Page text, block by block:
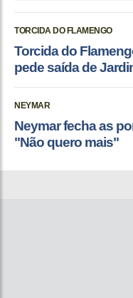
TORCIDA DO FLAMENGO
Torcida do
pede saída de
NEYMAR
Neymar fecha as
"Não quero mais"